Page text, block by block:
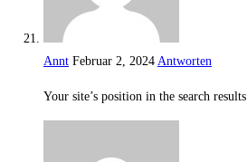
Annt Februar 2, 2024 Antworten
Your site’s position in the search results